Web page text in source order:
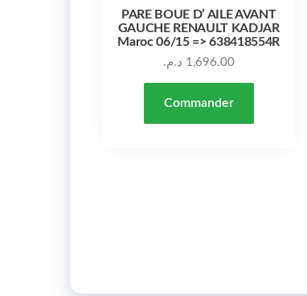
PARE BOUE D’ AILE AVANT
GAUCHE RENAULT KADJAR
Maroc 06/15 => 638418554R
1,696.00 د.م.
Commander